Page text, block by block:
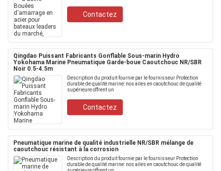
Contactez
Qingdao Puissant Fabricants Gonflable Sous-marin Hydro
Yokohama Marine Pneumatique Garde-boue Caoutchouc NR/SBR
Noir 0.5-4.5m
Description du produit fournie par le fournisseur Protection
durable de qualité marine: nos ailes en caoutchouc de qualité
supérieure offrent un
Contactez
Pneumatique marine de qualité industrielle NR/SBR mélange de
caoutchouc résistant à la corrosion
Description du produit fournie par le fournisseur Protection
durable de qualité marine: nos ailes en caoutchouc de qualité